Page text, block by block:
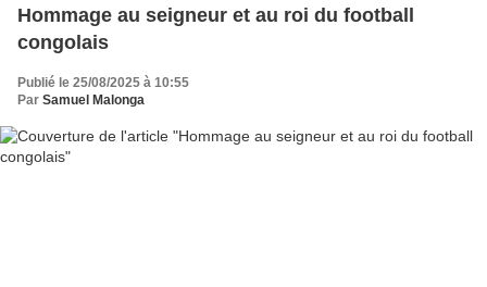
Hommage au seigneur et au roi du football
congolais
Publié le 25/08/2025 à 10:55
Par Samuel Malonga